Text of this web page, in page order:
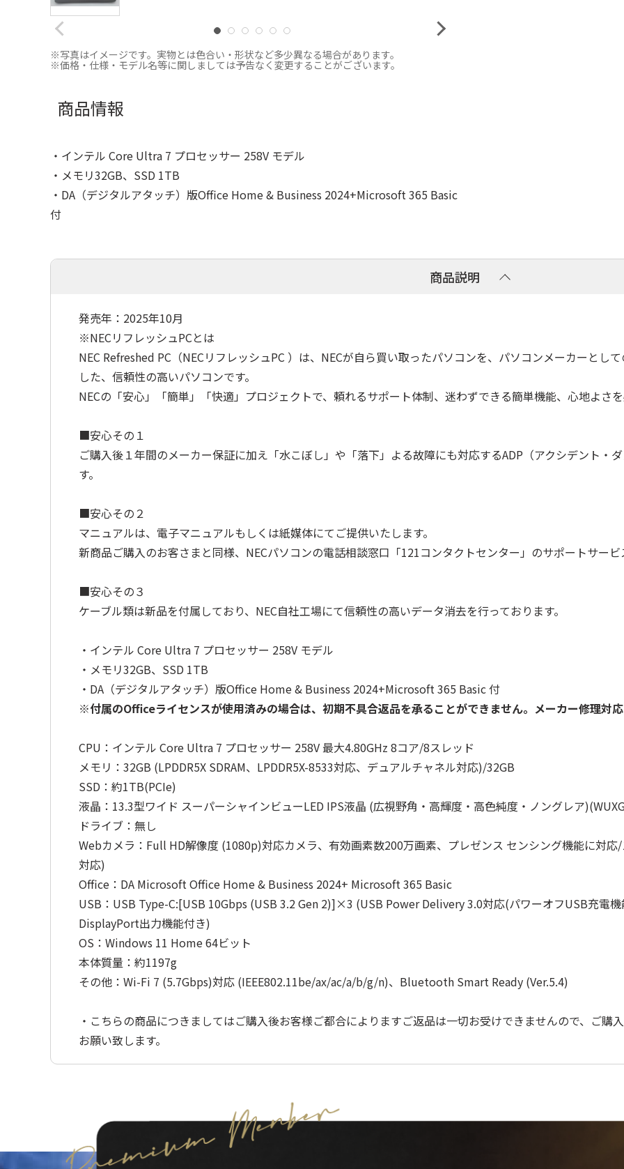
※写真はイメージです。実物とは色合い・形状など多少異なる場合があります。
※価格・仕様・モデル名等に関しましては予告なく変更することがございます。
商品情報
・インテル Core Ultra 7 プロセッサー 258V モデル
・メモリ32GB、SSD 1TB
・DA（デジタルアタッチ）版Office Home & Business 2024+Microsoft 365 Basic
付
商品説明
発売年：2025年10月
※NECリフレッシュPCとは
NEC Refreshed PC（NECリフレッシュPC ）は、NECが自ら買い取ったパソコンを、パソコンメーカーとし
した、信頼性の高いパソコンです。
NECの「安心」「簡単」「快適」プロジェクトで、頼れるサポート体制、迷わずできる簡単機能、心地よさ
■安心その１
ご購入後１年間のメーカー保証に加え「水こぼし」や「落下」よる故障にも対応するADP（アクシデント・
す。
■安心その２
マニュアルは、電子マニュアルもしくは紙媒体にてご提供いたします。
新商品ご購入のお客さまと同様、NECパソコンの電話相談窓口「121コンタクトセンター」のサポートサービ
■安心その３
ケーブル類は新品を付属しており、NEC自社工場にて信頼性の高いデータ消去を行っております。
・インテル Core Ultra 7 プロセッサー 258V モデル
・メモリ32GB、SSD 1TB
・DA（デジタルアタッチ）版Office Home & Business 2024+Microsoft 365 Basic 付
※付属のOfficeライセンスが使用済みの場合は、初期不具合返品を承ることができません。メーカー修理対応
CPU：インテル Core Ultra 7 プロセッサー 258V 最大4.80GHz 8コア/8スレッド
メモリ：32GB (LPDDR5X SDRAM、LPDDR5X-8533対応、デュアルチャネル対応)/32GB
SSD：約1TB(PCIe)
液晶：13.3型ワイド スーパーシャインビューLED IPS液晶 (広視野角・高輝度・高色純度・ノングレア
ドライブ：無し
Webカメラ：Full HD解像度 (1080p)対応カメラ、有効画素数200万画素、プレゼンス センシング機能に対
対応)
Office：DA Microsoft Office Home & Business 2024+ Microsoft 365 Basic
USB：USB Type-C:[USB 10Gbps (USB 3.2 Gen 2)]×3 (USB Power Delivery 3.0対応(パワーオフUSB充電機
DisplayPort出力機能付き)
OS：Windows 11 Home 64ビット
本体質量：約1197g
その他：Wi-Fi 7 (5.7Gbps)対応 (IEEE802.11be/ax/ac/a/b/g/n)、Bluetooth Smart Ready (Ver.5.4)
・こちらの商品につきましてはご購入後お客様ご都合によりますご返品は一切お受けできませんので、ご購
お願い致します。